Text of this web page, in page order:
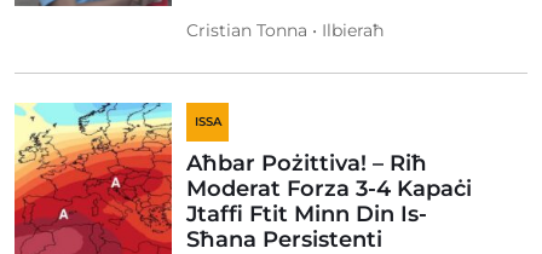
Cristian Tonna • Ilbieraħ
ISSA
Aħbar Pożittiva! – Riħ
Moderat Forza 3-4 Kapaċi
Jtaffi Ftit Minn Din Is-
Sħana Persistenti